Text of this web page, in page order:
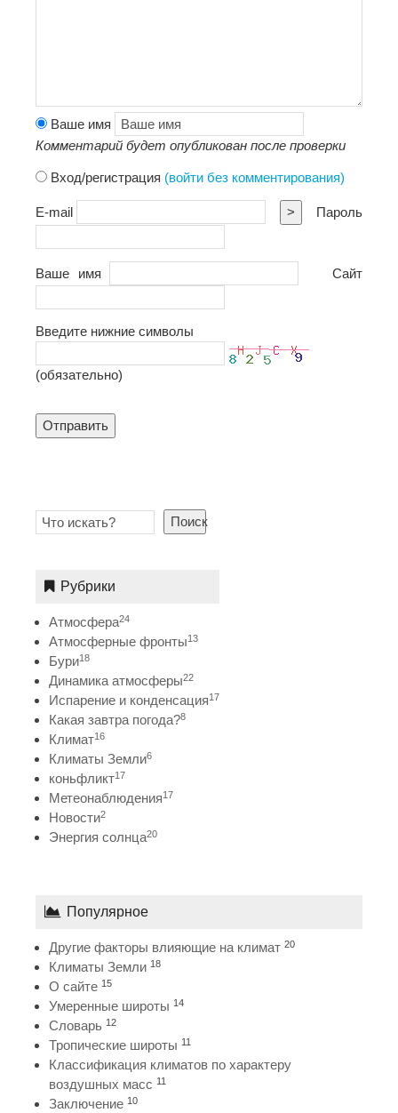
Ваше имя
Комментарий будет опубликован после проверки
Вход/регистрация (войти без комментирования)
E-mail > Пароль
Ваше имя Сайт
Введите нижние символы
(обязательно)
Отправить
Поиск
Рубрики
Атмосфера24
Атмосферные фронты13
Бури18
Динамика атмосферы22
Испарение и конденсация17
Какая завтра погода?8
Климат16
Климаты Земли6
коньфликт17
Метеонаблюдения17
Новости2
Энергия солнца20
Популярное
Другие факторы влияющие на климат 20
Климаты Земли 18
О сайте 15
Умеренные широты 14
Словарь 12
Тропические широты 11
Классификация климатов по характеру
воздушных масс 11
Заключение 10